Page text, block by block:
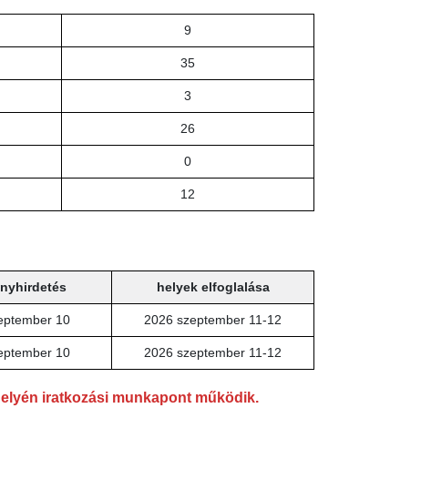
9
35
3
26
0
12
helyek elfoglalása
10 2026 szeptember 11-12
10 2026 szeptember 11-12
iratkozási munkapont működik.